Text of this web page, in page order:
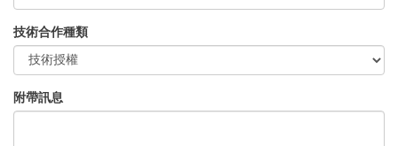
技術合作種類
附帶訊息